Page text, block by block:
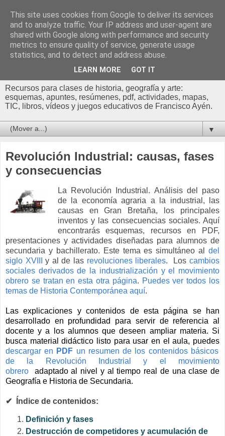
Profesor Francisco |
Recursos de Geografía,
Historia y Arte
Recursos para clases de historia, geografía y arte:
esquemas, apuntes, resúmenes, pdf, actividades, mapas,
TIC, libros, vídeos y juegos educativos de Francisco Ayén.
▼
Revolución Industrial: causas, fases
y consecuencias
La Revolución Industrial. Análisis del paso
de la economía agraria a la industrial, las
causas en Gran Bretaña, los principales
inventos y las consecuencias sociales. Aquí
encontrarás esquemas, recursos en PDF,
presentaciones y actividades diseñadas para alumnos de
secundaria y bachillerato. Este tema es simultáneo al del
siglo XVIIIy al de las revoluciones liberales. Loscambios
sociales derivados de la industrialización y el movimiento
obrero se tratan en esta otra página. Puedes ver todos los
temas de Historia Contemporánea aquí.
Las explicaciones y contenidos de esta página se han
desarrollado en profundidad para servir de referencia al
docente y a los alumnos que deseen ampliar materia. Si
busca material didáctico listo para usar en el aula, puedes
descargar en PDF un resumen de los contenidos básicos
de la Revolución Industrial y el movimiento
obrero adaptado al nivel y al tiempo real de una clase de
Geografía e Historia de Secundaria.
✔ Índice de contenidos:
Definición y fases
Destrucción de competidores y acumulación de
This site uses cookies from Google to deliver its services
and to analyze traffic. Your IP address and user-agent are
shared with Google along with performance and security
metrics to ensure quality of service, generate usage
statistics, and to detect and address abuse.
LEARN MORE GOT IT